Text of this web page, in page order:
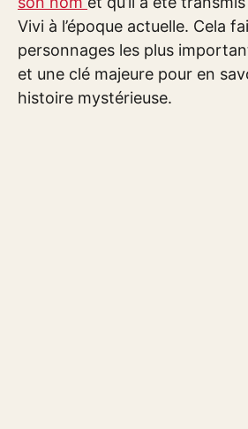
Vivi à l’époque actuelle. Cela
personnages les plus
et une clé majeure pour en
histoire mystérieuse.